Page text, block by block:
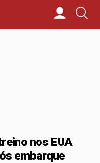
nos EUA
embarque